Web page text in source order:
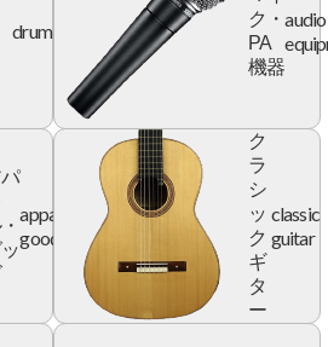
drum
ク・
PA
機器
audio
apparel
goods
ク
ラ
シ
ッ
ク
ギ
タ
ー
classic
guitar